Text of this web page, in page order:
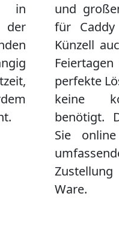
und
für
Künzell
perfekte
keine
benötigt.
Sie
Ware.
in